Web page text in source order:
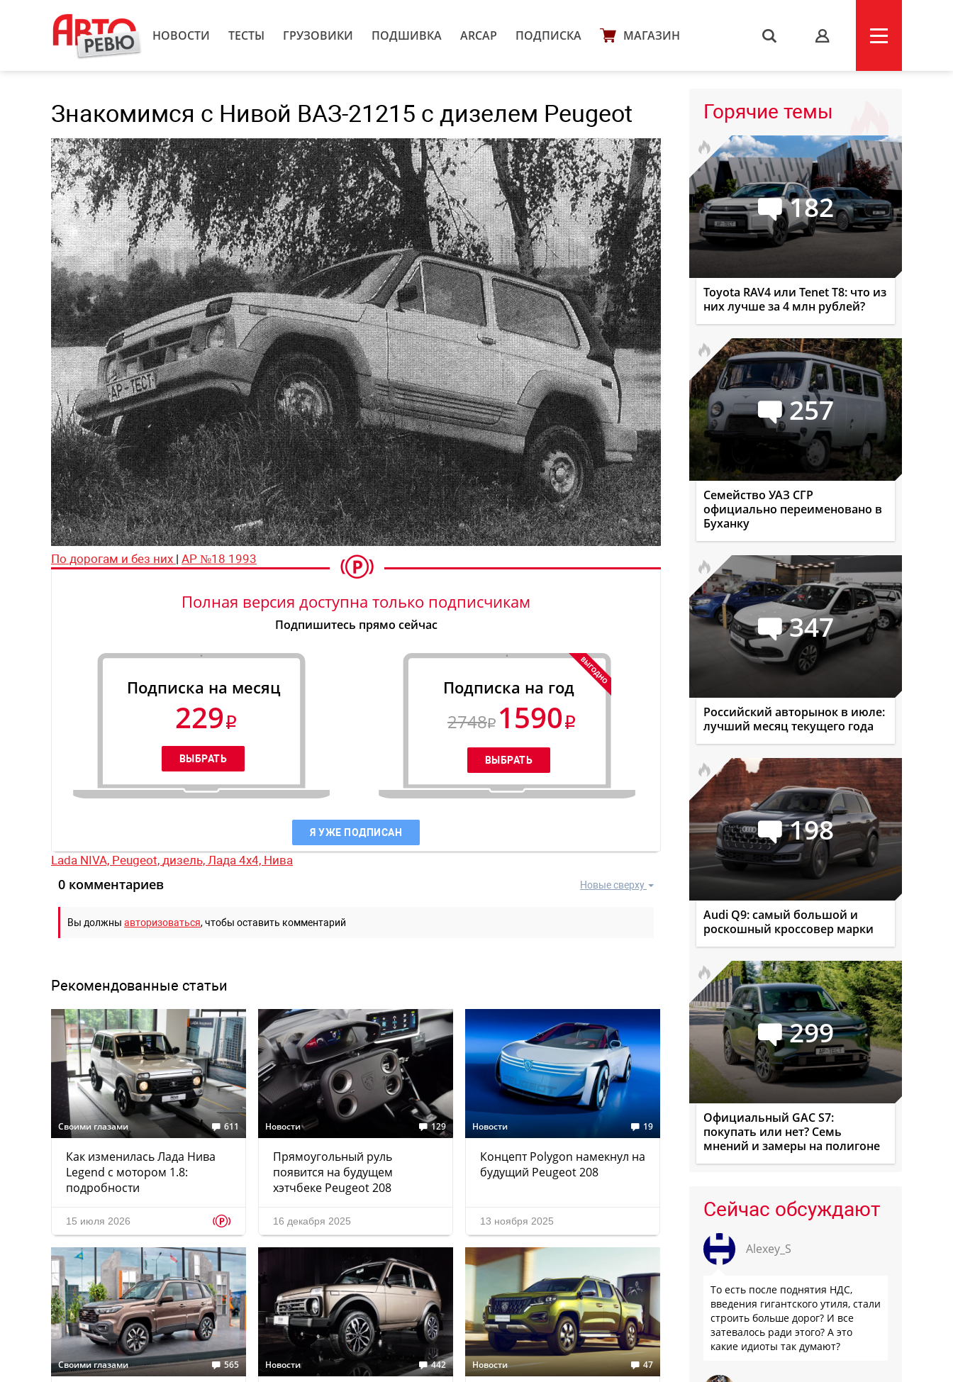
НОВОСТИ ТЕСТЫ ГРУЗОВИКИ ПОДШИВКА ARCAP ПОДПИСКА МАГАЗИН s
Знакомимся с Нивой ВАЗ-21215 с дизелем Peugeot
По дорогам и без них | АР №18 1993
Полная версия доступна только подписчикам
Подпишитесь прямо сейчас
Подписка на месяц
229
Подписка на год
2748 1590
Я УЖЕ ПОДПИСАН
Lada NIVA, Peugeot, дизель, Лада 4x4, Нива
Новые сверху
0 комментариев
Вы должны авторизоваться, чтобы оставить комментарий
Рекомендованные статьи
Своими глазами 611
Как изменилась Лада Нива
Legend с мотором 1.8:
подробности
15 июля 2026 p
Новости 129
Прямоугольный руль
появится на будущем
хэтчбеке Peugeot 208
16 декабря 2025
Новости 19
Концепт Polygon намекнул на
будущий Peugeot 208
13 ноября 2025
Своими глазами 565 Новости 442 Новости 47
Горячие темы
182
Toyota RAV4 или Tenet T8: что из
них лучше за 4 млн рублей?
257
Семейство УАЗ СГР
официально переименовано в
Буханку
347
Российский авторынок в июле:
лучший месяц текущего года
198
Audi Q9: самый большой и
роскошный кроссовер марки
299
Официальный GAC S7:
покупать или нет? Семь
мнений и замеры на полигоне
Сейчас обсуждают
Alexey_S
То есть после поднятия НДС,
введения гигантского утиля, стали
строить больше дорог? И все
затевалось ради этого? А это
какие идиоты так думают?